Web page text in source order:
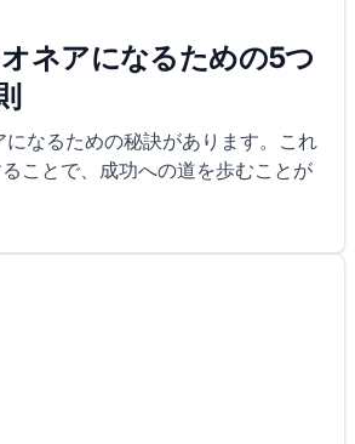
ネアになるための5つ
なるための秘訣があります。これ
ことで、成功への道を歩むことが